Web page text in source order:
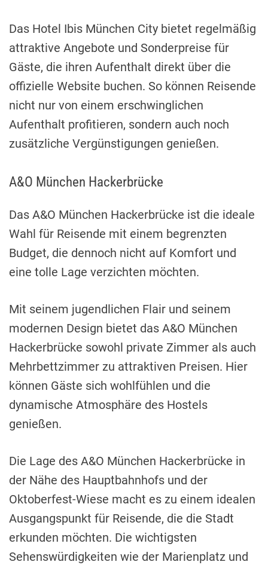
Das Hotel Ibis München City bietet regelmäßig
attraktive Angebote und Sonderpreise für
Gäste, die ihren Aufenthalt direkt über die
offizielle Website buchen. So können Reisende
nicht nur von einem erschwinglichen
Aufenthalt profitieren, sondern auch noch
zusätzliche Vergünstigungen genießen.
A&O München Hackerbrücke
Das A&O München Hackerbrücke ist die ideale
Wahl für Reisende mit einem begrenzten
Budget, die dennoch nicht auf Komfort und
eine tolle Lage verzichten möchten.
Mit seinem jugendlichen Flair und seinem
modernen Design bietet das A&O München
Hackerbrücke sowohl private Zimmer als auch
Mehrbettzimmer zu attraktiven Preisen. Hier
können Gäste sich wohlfühlen und die
dynamische Atmosphäre des Hostels
genießen.
Die Lage des A&O München Hackerbrücke in
der Nähe des Hauptbahnhofs und der
Oktoberfest-Wiese macht es zu einem idealen
Ausgangspunkt für Reisende, die die Stadt
erkunden möchten. Die wichtigsten
Sehenswürdigkeiten wie der Marienplatz und